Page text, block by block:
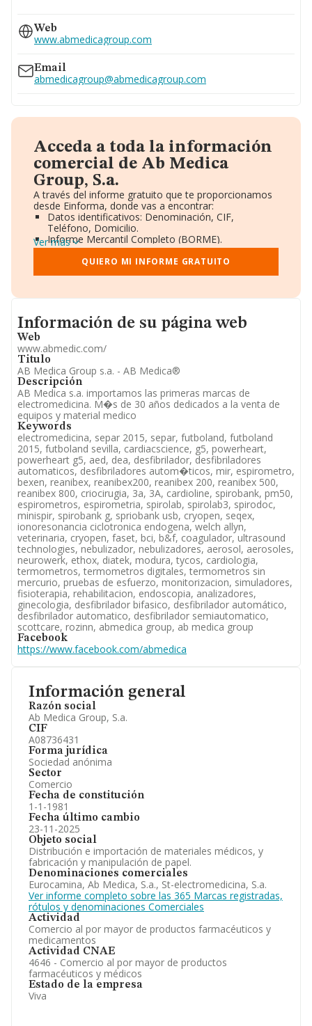
Información general
Razón social
Ab Medica Group, S.a.
CIF
A08736431
Forma jurídica
Sociedad anónima
Sector
Comercio
Fecha de constitución
1-1-1981
Fecha último cambio
23-11-2025
Objeto social
Distribución e importación de materiales médicos, y
fabricación y manipulación de papel.
Denominaciones comerciales
Eurocamina, Ab Medica, S.a., St-electromedicina, S.a.
Ver informe completo sobre las 365 Marcas registradas,
rótulos y denominaciones Comerciales
Actividad
Comercio al por mayor de productos farmacéuticos y
medicamentos
Actividad CNAE
4646 - Comercio al por mayor de productos
farmacéuticos y médicos
Estado de la empresa
Viva
932541550
937299400
Web
www.abmedicagroup.com
Email
abmedicagroup@abmedicagroup.com
Acceda a toda la información
comercial de Ab Medica
Group, S.a.
A través del informe gratuito que te proporcionamos
desde Einforma, donde vas a encontrar:
Datos identificativos: Denominación, CIF,
Teléfono, Domicilio.
Informe Mercantil Completo (BORME).
Gráficos de Evolución Ventas y Empleados.
Consejo de Administración y Administradores.
Directivos y Ejecutivos.
Información oficial y registral complementaria.
Ver más
QUIERO MI INFORME GRATUITO
Informacion de su página web
Información de su página web
Web
www.abmedic.com/
Titulo
AB Medica Group s.a. - AB Medica®
Descripción
AB Medica s.a. importamos las primeras marcas de
electromedicina. M�s de 30 años dedicados a la venta de
equipos y material medico
Keywords
electromedicina, separ 2015, separ, futboland, futboland
2015, futboland sevilla, cardiacscience, g5, powerheart,
powerheart g5, aed, dea, desfibrilador, desfibriladores
automaticos, desfibriladores autom�ticos, mir, espirometro,
bexen, reanibex, reanibex200, reanibex 200, reanibex 500,
reanibex 800, criocirugia, 3a, 3A, cardioline, spirobank, pm50,
espirometros, espirometria, spirolab, spirolab3, spirodoc,
minispir, spirobank g, spriobank usb, cryopen, seqex,
ionoresonancia ciclotronica endogena, welch allyn,
veterinaria, cryopen, faset, bci, b&f, coagulador, ultrasound
technologies, nebulizador, nebulizadores, aerosol, aerosoles,
neurowerk, ethox, diatek, modura, tycos, cardiologia,
termometros, termometros digitales, termometros sin
mercurio, pruebas de esfuerzo, monitorizacion, simuladores,
fisioterapia, rehabilitacion, endoscopia, analizadores,
ginecologia, desfibrilador bifasico, desfibrilador automático,
desfibrilador automatico, desfibrilador semiautomatico,
scottcare, rozinn, abmedica group, ab medica group
Facebook
https://www.facebook.com/abmedica